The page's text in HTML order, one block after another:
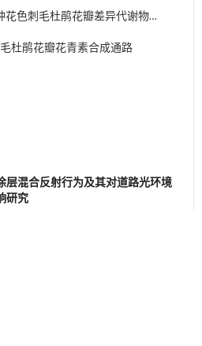
功能注释及富集分析
花色刺毛杜鹃花瓣差异代谢物
图
杜鹃花瓣花青素合成通路
层混合反射行为及其对道路光环境
研究